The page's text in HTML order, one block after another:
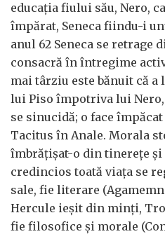
educația fiului său, Nero,
împărat, Seneca fiindu-i
anul 62 Seneca se retrage
consacră în întregime
mai târziu este bănuit că
lui Piso împotriva lui
se sinucidă; o face
Tacitus în Anale. Morala
îmbrățișat-o din tinerețe și
credincios toată viața se
sale, fie literare
Hercule ieșit din minți,
fie filosofice și morale